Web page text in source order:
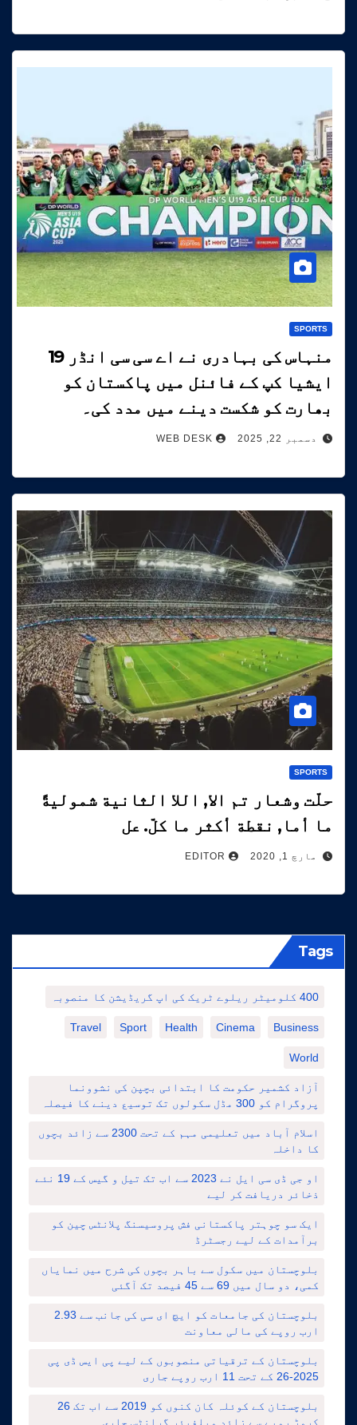
SPORTS
منہاس کی بہادری نے اے سی سی انڈر 19
ایشیا کپ کے فائنل میں پاکستان کو
بھارت کو شکست دینے میں مدد کی۔
دسمبر 22, 2025 WEB DESK
SPORTS
حلّت وشعار تم الا, اللا الثانية شموليةً
ما أما, نقطة أكثر ما كلّ. عل
مارچ 1, 2020 EDITOR
Tags
400 کلومیٹر ریلوے ٹریک کی اپ گریڈیشن کا منصوبہ
Business
Cinema
Health
Sport
Travel
World
آزاد کشمیر حکومت کا ابتدائی بچپن کی نشوونما
پروگرام کو 300 مڈل سکولوں تک توسیع دینے کا فیصلہ
اسلام آباد میں تعلیمی مہم کے تحت 2300 سے زائد بچوں
کا داخلہ
او جی ڈی سی ایل نے 2023 سے اب تک تیل و گیس کے 19 نئے
ذخائر دریافت کر لیے
ایک سو چوہتر پاکستانی فش پروسیسنگ پلانٹس چین کو
برآمدات کے لیے رجسٹرڈ
بلوچستان میں سکول سے باہر بچوں کی شرح میں نمایاں
کمی، دو سال میں 69 سے 45 فیصد تک آگئی
بلوچستان کی جامعات کو ایچ ای سی کی جانب سے 2.93
ارب روپے کی مالی معاونت
بلوچستان کے ترقیاتی منصوبوں کے لیے پی ایس ڈی پی
2025-26 کے تحت 11 ارب روپے جاری
بلوچستان کے کوئلہ کان کنوں کو 2019 سے اب تک 26
کروڑ روپے سے زائد ویلفیئر گرانٹس جاری